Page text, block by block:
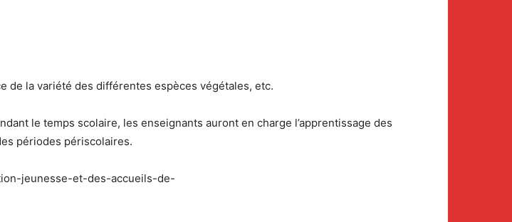
de la variété des différentes espèces végétales, etc.
le temps scolaire, les enseignants auront en charge l’apprentissage des
périodes périscolaires.